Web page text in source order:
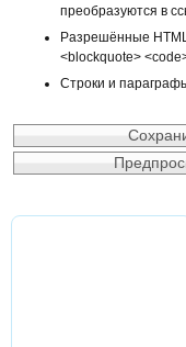
преобразуются в
Разрешённые
<blockquote>
Строки и